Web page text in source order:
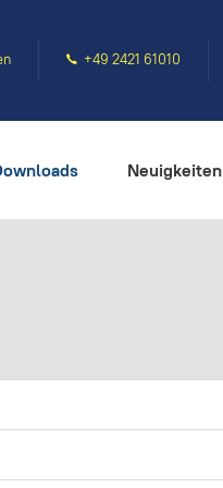
+49 2421 61010
Neuigkeiten